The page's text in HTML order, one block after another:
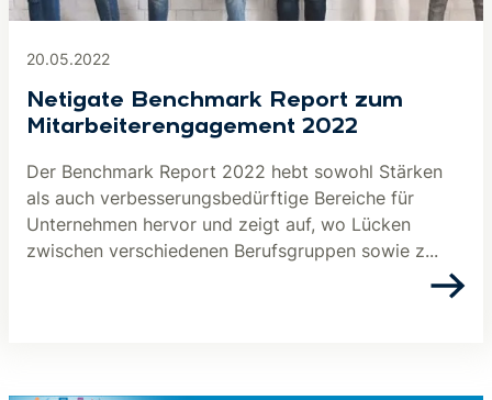
20.05.2022
Netigate Benchmark Report zum
Mitarbeiterengagement 2022
Der Benchmark Report 2022 hebt sowohl Stärken
als auch verbesserungsbedürftige Bereiche für
Unternehmen hervor und zeigt auf, wo Lücken
zwischen verschiedenen Berufsgruppen sowie z...